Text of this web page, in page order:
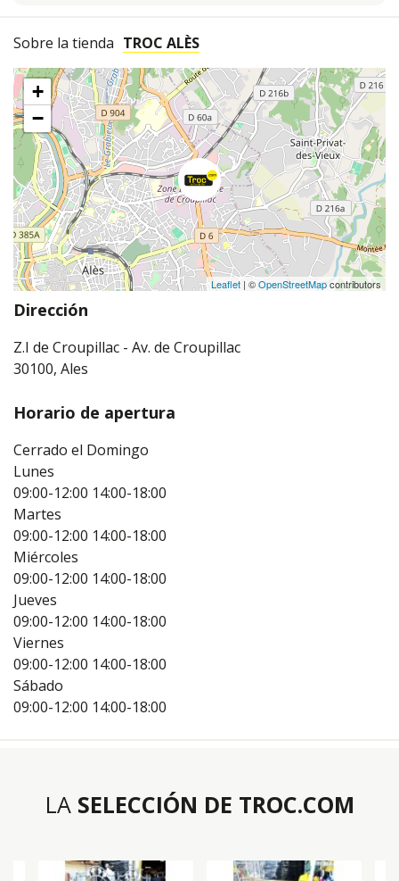
Sobre la tienda TROC ALÈS
+
−
Leaflet | ©OpenStreetMapcontributors
Dirección
Z.I de Croupillac - Av. de Croupillac
30100, Ales
Horario de apertura
Cerrado el Domingo
Lunes
09:00-12:00 14:00-18:00
Martes
09:00-12:00 14:00-18:00
Miércoles
09:00-12:00 14:00-18:00
Jueves
09:00-12:00 14:00-18:00
Viernes
09:00-12:00 14:00-18:00
Sábado
09:00-12:00 14:00-18:00
LA SELECCIÓN DE TROC.COM